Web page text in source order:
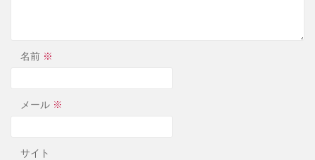
名前 ※
メール ※
サイト